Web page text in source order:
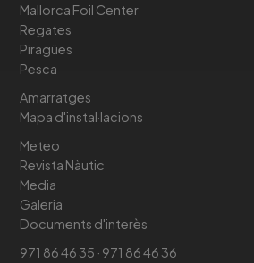
Mallorca Foil Center
Regates
Piragües
Pesca
Amarratges
Mapa d'instal·lacions
Meteo
Revista Nàutic
Media
Galeria
Documents d'interès
971 86 46 35 · 971 86 46 36